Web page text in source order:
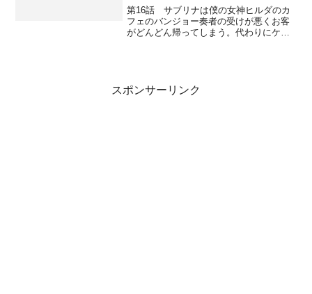
第16話 サブリナは僕の女神ヒルダのカ
フェのバンジョー奏者の受けが悪くお客
がどんどん帰ってしまう。代わりにケビ
スポンサーリンク